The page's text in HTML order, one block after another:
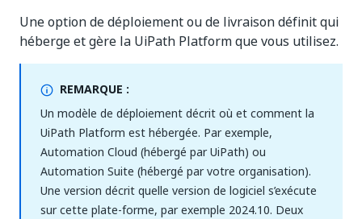
Une option de déploiement ou de livraison définit qui
héberge et gère la UiPath Platform que vous utilisez.
REMARQUE :
Un modèle de déploiement décrit où et comment la
UiPath Platform est hébergée. Par exemple,
Automation Cloud (hébergé par UiPath) ou
Automation Suite (hébergé par votre organisation).
Une version décrit quelle version de logiciel s’exécute
sur cette plate-forme, par exemple 2024.10. Deux